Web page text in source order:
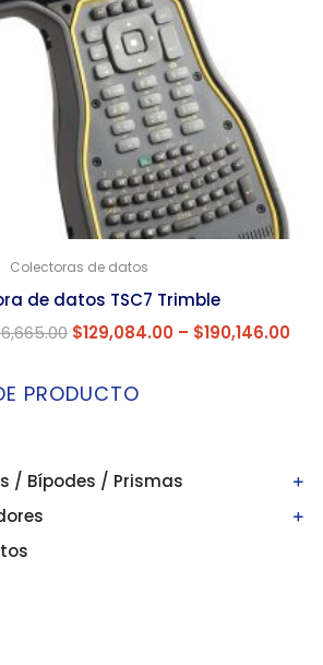
Colectoras de datos
de datos TSC7 Trimble
$129,084.00 – $190,146.00
PRODUCTO
/ Bípodes / Prismas